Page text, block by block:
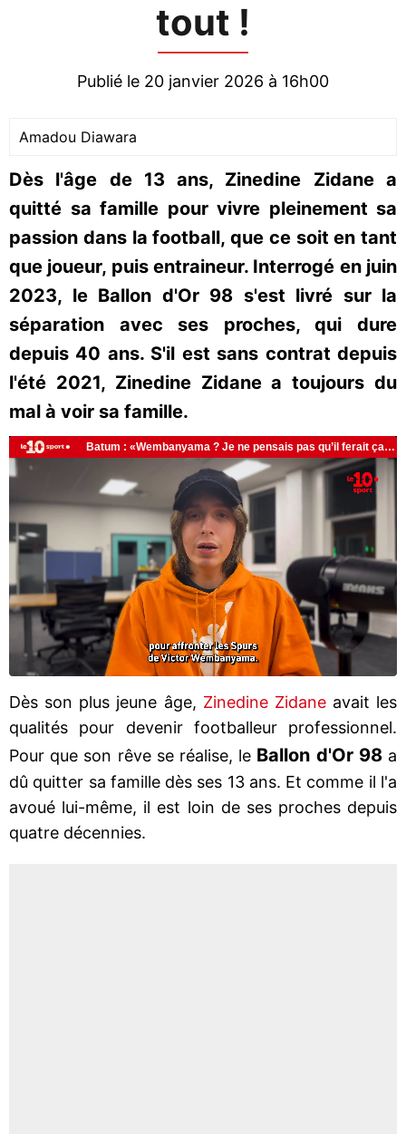
tout !
Publié le 20 janvier 2026 à 16h00
Amadou Diawara
Dès l'âge de 13 ans, Zinedine Zidane a
quitté sa famille pour vivre pleinement sa
passion dans la football, que ce soit en tant
que joueur, puis entraineur. Interrogé en juin
2023, le Ballon d'Or 98 s'est livré sur la
séparation avec ses proches, qui dure
depuis 40 ans. S'il est sans contrat depuis
l'été 2021, Zinedine Zidane a toujours du
mal à voir sa famille.
Dès son plus jeune âge, Zinedine Zidane avait les
qualités pour devenir footballeur professionnel.
Pour que son rêve se réalise, le Ballon d'Or 98a
dû quitter sa famille dès ses 13 ans. Et comme il l'a
avoué lui-même, il est loin de ses proches depuis
quatre décennies.